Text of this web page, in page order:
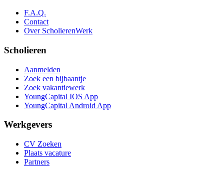
F.A.Q.
Contact
Over ScholierenWerk
Scholieren
Aanmelden
Zoek een bijbaantje
Zoek vakantiewerk
YoungCapital IOS App
YoungCapital Android App
Werkgevers
CV Zoeken
Plaats vacature
Partners